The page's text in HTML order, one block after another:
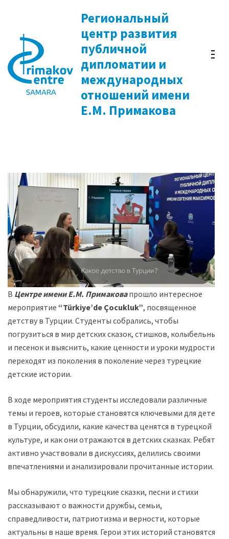
содержимому
(нажмите
Enter)
Региональный
центр развития
публичной
дипломатии и
международных
отношений имени
Е.М. Примакова
В Центре имени Е.М. Примаковапрошло интересное
мероприятие “Türkiye’de Çocukluk”, посвященное
детству в Турции. Студенты собрались, чтобы
погрузиться в мир детских сказок, стишков, колыбельных
и песенок и выяснить, какие ценности и уроки мудрости
переходят из поколения в поколение через турецкие
детские истории.
В ходе мероприятия студенты исследовали различные
темы и героев, которые становятся ключевыми для детей
в Турции, обсудили, какие качества ценятся в турецкой
культуре, и как они отражаются в детских сказках. Ребята
активно участвовали в дискуссиях, делились своими
впечатлениями и анализировали прочитанные истории.
Мы обнаружили, что турецкие сказки, песни и стихи
рассказывают о важности дружбы, семьи,
справедливости, патриотизма и верности, которые
актуальны в наше время. Герои этих историй становятся